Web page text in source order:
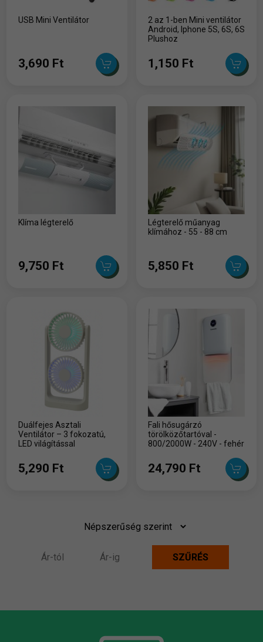
USB Mini Ventilátor
3,690 Ft
2 az 1-ben Mini ventilátor
Android, Iphone 5S, 6S, 6S
Plushoz
1,150 Ft
Klíma légterelő
9,750 Ft
Légterelő műanyag
klímához - 55 - 88 cm
5,850 Ft
Duálfejes Asztali
Ventilátor – 3 fokozatú,
LED világítással
5,290 Ft
Fali hősugárzó
törölközőtartóval -
800/2000W - 240V - fehér
24,790 Ft